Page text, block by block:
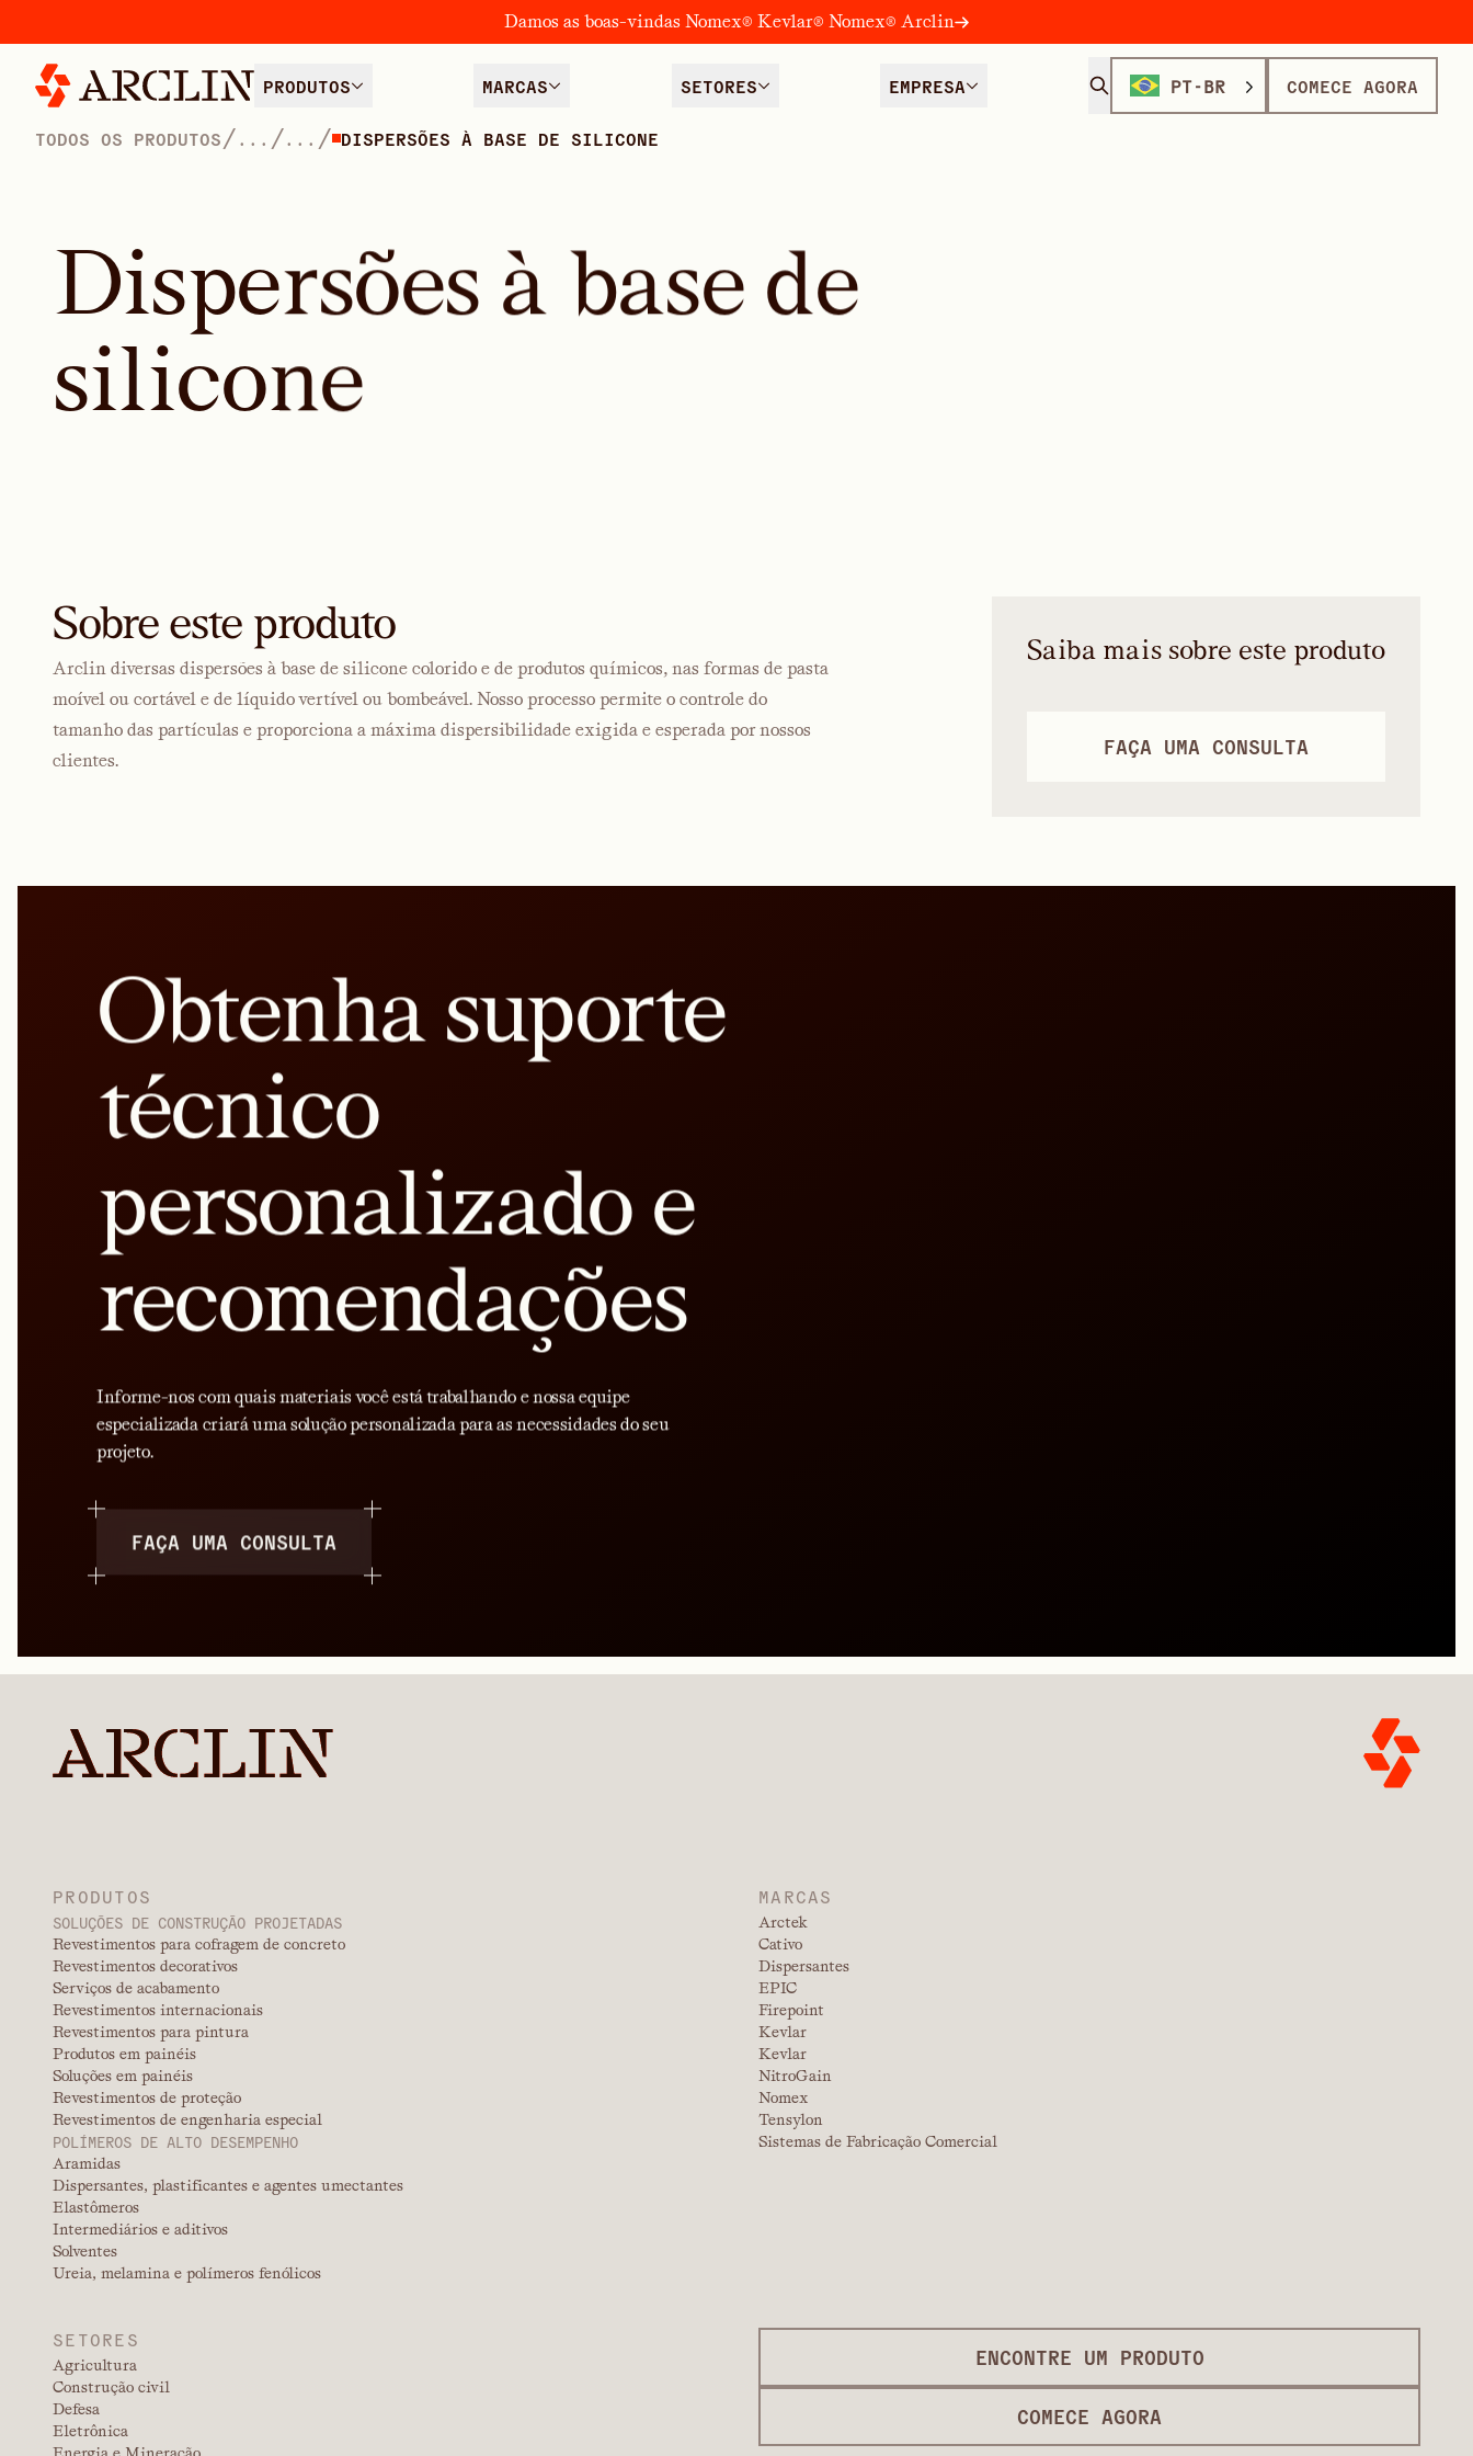
Damos as boas-vindas Nomex® Kevlar® Nomex® Arclin
PRODUTOS MARCAS SETORES EMPRESA PT-BR COMECE AGORA
TODOS OS PRODUTOS / ... /... / DISPERSÕES À BASE DE SILICONE
Dispersões à base de
silicone
Sobre este produto
Arclin diversas dispersões à base de silicone colorido e de produtos químicos, nas formas de pasta
moível ou cortável e de líquido vertível ou bombeável. Nosso processo permite o controle do
tamanho das partículas e proporciona a máxima dispersibilidade exigida e esperada por nossos
clientes.
Saiba mais sobre este produto
FAÇA UMA CONSULTA
Obtenha suporte
técnico
personalizado e
recomendações
Informe-nos com quais materiais você está trabalhando e nossa equipe
especializada criará uma solução personalizada para as necessidades do seu
projeto.
FAÇA UMA CONSULTA
PRODUTOS
SOLUÇÕES DE CONSTRUÇÃO PROJETADAS
Revestimentos para cofragem de concreto
Revestimentos decorativos
Serviços de acabamento
Revestimentos internacionais
Revestimentos para pintura
Produtos em painéis
Soluções em painéis
Revestimentos de proteção
Revestimentos de engenharia especial
POLÍMEROS DE ALTO DESEMPENHO
Aramidas
Dispersantes, plastificantes e agentes umectantes
Elastômeros
Intermediários e aditivos
Solventes
Ureia, melamina e polímeros fenólicos
MARCAS
Arctek
Cativo
Dispersantes
EPIC
Firepoint
Kevlar
Kevlar
NitroGain
Nomex
Tensylon
Sistemas de Fabricação Comercial
SETORES
Agricultura
Construção civil
Defesa
Eletrônica
ENCONTRE UM PRODUTO
COMECE AGORA